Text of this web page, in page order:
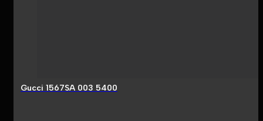
Gucci 1567SA 003 5400